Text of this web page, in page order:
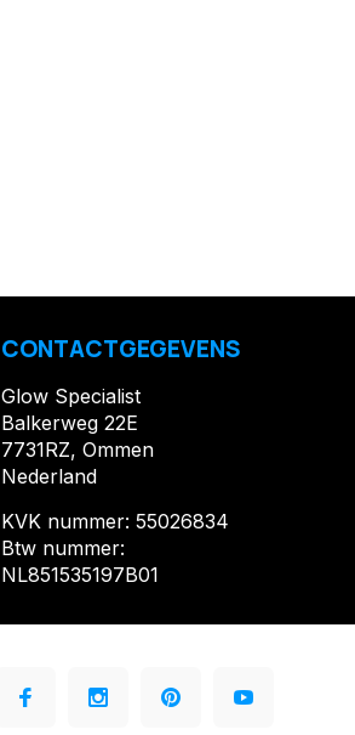
CONTACTGEGEVENS
Glow Specialist
Balkerweg 22E
7731RZ, Ommen
Nederland
KVK nummer: 55026834
Btw nummer:
NL851535197B01